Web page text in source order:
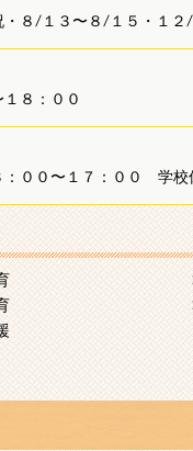
・８/１３〜８/１５・１２
１８：００
００〜１７：００ 学校